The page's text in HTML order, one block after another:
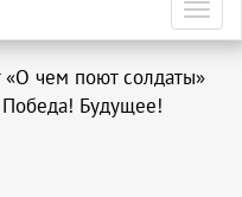
«О чем поют солдаты»
Победа! Будущее!